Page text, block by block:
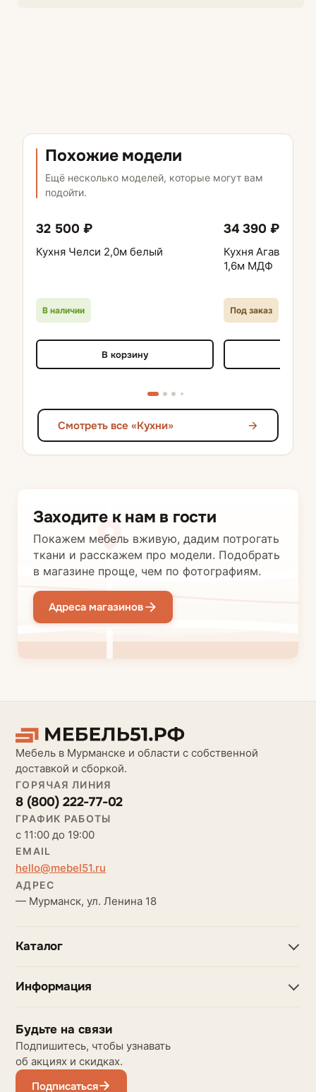
Похожие модели
Ещё несколько моделей, которые могут вам
подойти.
32 500 ₽
Кухня Челси 2,0м белый
В наличии
В корзину
34 390 ₽
Кухня Агава
1,6м МДФ
Под заказ
Смотреть все «Кухни»
Заходите к нам в гости
Покажем мебель вживую, дадим потрогать
ткани и расскажем про модели. Подобрать
в магазине проще, чем по фотографиям.
Адреса магазинов
Мебель в Мурманске и области с собственной
доставкой и сборкой.
ГОРЯЧАЯ ЛИНИЯ
8 (800) 222-77-02
ГРАФИК РАБОТЫ
с 11:00 до 19:00
EMAIL
hello@mebel51.ru
АДРЕС
— Мурманск, ул. Ленина 18
Каталог
Информация
Будьте на связи
Подпишитесь, чтобы узнавать
об акциях и скидках.
Подписаться